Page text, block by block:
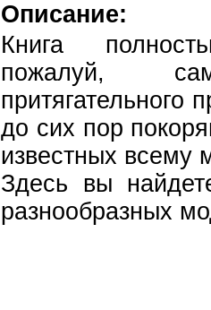
Описание:
Книга
пожалуй,
притягательного
до сих пор
известных всему
Здесь вы
разнообразных